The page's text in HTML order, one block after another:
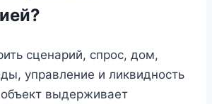
сценарий, спрос, дом,
управление и ликвидность
выдерживает